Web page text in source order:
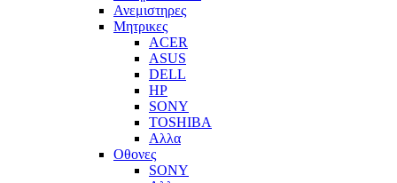
Ανεμιστηρες
Μητρικες
ACER
ASUS
DELL
HP
SONY
TOSHIBA
Αλλα
Οθονες
SONY